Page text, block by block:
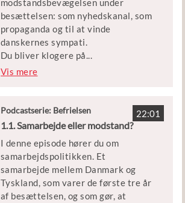
dem, der trykkede på aftrækkeren?
Episoden er en del af podcastserien
’Befrielsen’.
Medvirkende: Historiker Peter
Klip: DR, Københavns Beredskab og
Frihedsmuseet heriblandt interviews
med Jens Lillelund og Gunnar
Dyrberg
Udgivet af: Børne- og
Undervisningsministeriet
modstandsbevægelsen under
besættelsen: som nyhedskanal, som
propaganda og til at vinde
danskernes sympati.
Du bliver klogere på...
, hvorfor danskere sætter livet på
blade spiller en afgørende rolle for
modstandsarbejdet.
Episoden er en del af podcastserien
’Befrielsen’.
Medvirkende: Historiker Peter
Birkelund
Vis mere
22:01
Podcastserie: Befrielsen
1.1. Samarbejde eller modstand?
I denne episode hører du om
samarbejdspolitikken. Et
samarbejde mellem Danmark og
Tyskland, som varer de første tre år
af besættelsen, og som gør, at